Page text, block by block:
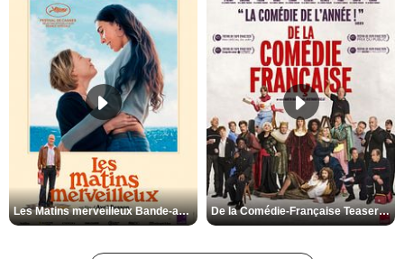
Les Matins merveilleux Bande-annonce VF De la Comédie-Française Teaser VF